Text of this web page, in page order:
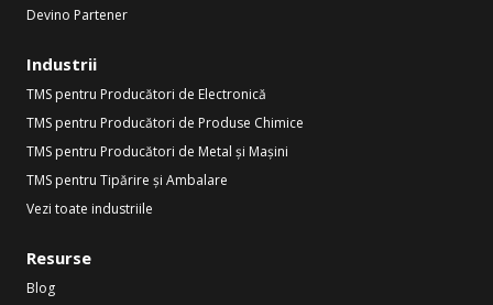
Devino Partener
Industrii
TMS pentru Producători de Electronică
TMS pentru Producători de Produse Chimice
TMS pentru Producători de Metal și Mașini
TMS pentru Tipărire și Ambalare
Vezi toate industriile
Resurse
Blog